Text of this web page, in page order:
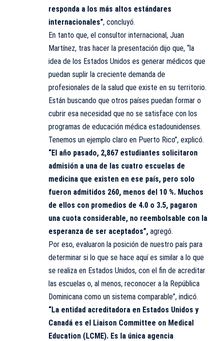
responda a los más altos estándares
internacionales”, concluyó.
En tanto que, el consultor internacional, Juan
Martínez, tras hacer la presentación dijo que, “la
idea de los Estados Unidos es generar médicos que
puedan suplir la creciente demanda de
profesionales de la salud que existe en su territorio.
Están buscando que otros países puedan formar o
cubrir esa necesidad que no se satisface con los
programas de educación médica estadounidenses.
Tenemos un ejemplo claro en Puerto Rico”, explicó.
“El año pasado, 2,867 estudiantes solicitaron
admisión a una de las cuatro escuelas de
medicina que existen en ese país, pero solo
fueron admitidos 260, menos del 10 %. Muchos
de ellos con promedios de 4.0 o 3.5, pagaron
una cuota considerable, no reembolsable con la
esperanza de ser aceptados”, agregó.
Por eso, evaluaron la posición de nuestro país para
determinar si lo que se hace aquí es similar a lo que
se realiza en Estados Unidos, con el fin de acreditar
las escuelas o, al menos, reconocer a la República
Dominicana como un sistema comparable”, indicó.
“La entidad acreditadora en Estados Unidos y
Canadá es el Liaison Committee on Medical
Education (LCME). Es la única agencia